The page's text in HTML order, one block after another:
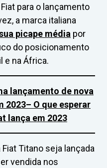
para o lançamento
a marca italiana
picape média por
do posicionamento
e na África.
lançamento de nova
2023– O que esperar
lança em 2023
Titano seja lançada
vendida nos